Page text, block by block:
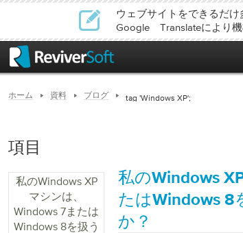
ウェブサイトをできるだ
Google Translateにより機
ホーム 資料 ブログ tag 'Windows XP';
項目
私のWindows XP
マシンは、
Windows 7または
Windows 8を扱う
私のWindows
たはWindows 8
か？